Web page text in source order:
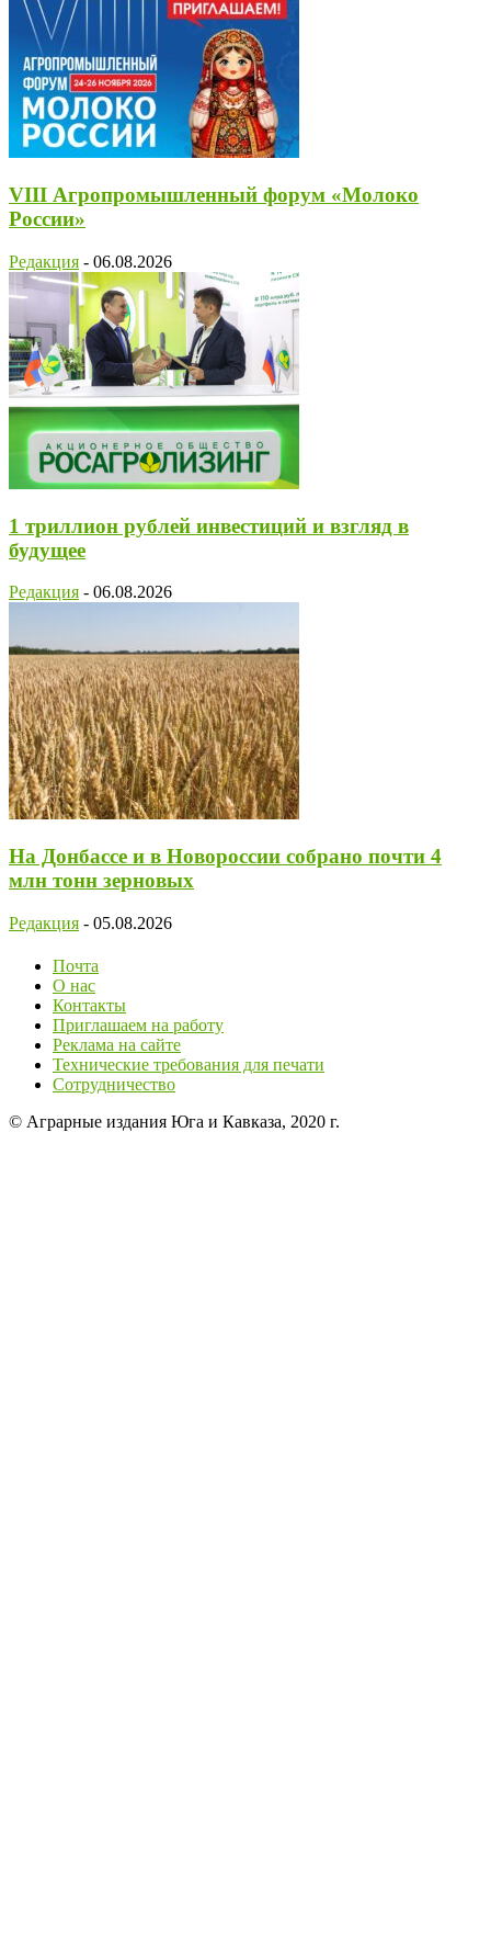
VIII Агропромышленный форум «Молоко
России»
Редакция - 06.08.2026
1 триллион рублей инвестиций и взгляд в
будущее
Редакция - 06.08.2026
На Донбассе и в Новороссии собрано почти 4
млн тонн зерновых
Редакция - 05.08.2026
Почта
О нас
Контакты
Приглашаем на работу
Реклама на сайте
Технические требования для печати
Сотрудничество
© Аграрные издания Юга и Кавказа, 2020 г.